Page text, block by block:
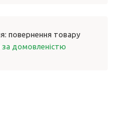
повернення товару
за домовленістю